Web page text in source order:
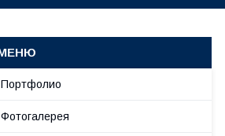
Портфолио
Фотогалерея